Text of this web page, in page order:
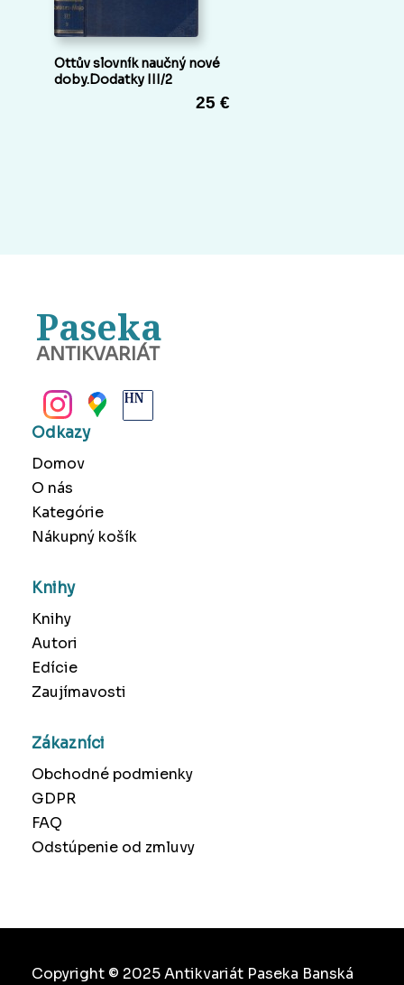
Ottův slovník naučný nové
doby.Dodatky III/2
25 €
Paseka
ANTIKVARIÁT
Odkazy
Domov
O nás
Kategórie
Nákupný košík
Knihy
Knihy
Autori
Edície
Zaujímavosti
Zákazníci
Obchodné podmienky
GDPR
FAQ
Odstúpenie od zmluvy
Copyright © 2025 Antikvariát Paseka Banská